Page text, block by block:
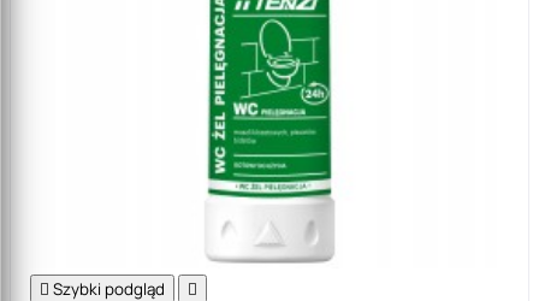
 Szybki podgląd 